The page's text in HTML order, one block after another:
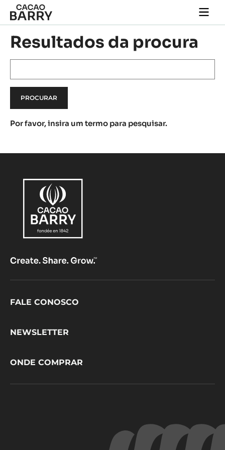
Skip to main content
main
Resultados da procura
Por favor, insira um termo para pesquisar.
Footer
FALE CONOSCO
NEWSLETTER
ONDE COMPRAR